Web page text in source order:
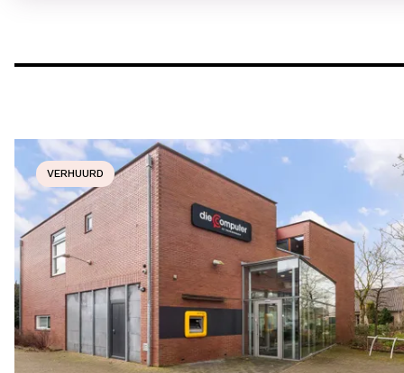
VERHUURD